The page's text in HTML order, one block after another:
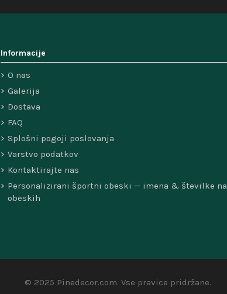
Informacije
O nas
Galerija
Dostava
FAQ
Splošni pogoji poslovanja
Varstvo podatkov
Kontaktirajte nas
Personalizirani športni obeski — imena & številke na
obeskih
© 2025 Pinedecor.com. Vse pravice pridržane.